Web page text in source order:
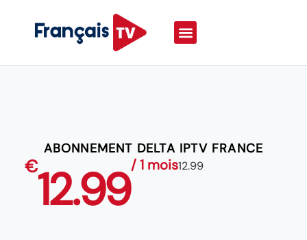
ABONNEMENT DELTA IPTV FRANCE
€12.99/ 1 mois12.99